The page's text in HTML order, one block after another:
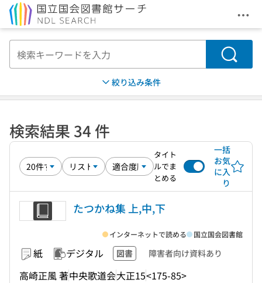
メ
検索
絞り込み条件
検索結果 34 件
タイト
ルでま
とめる
一括
お気
に入
り
たつかね集 上,中,下
紙 デジタル 図書 障害者向け資料あり
高崎正風 著中央歌道会大正15<175-85>
インターネットで読める 国立国会図書館